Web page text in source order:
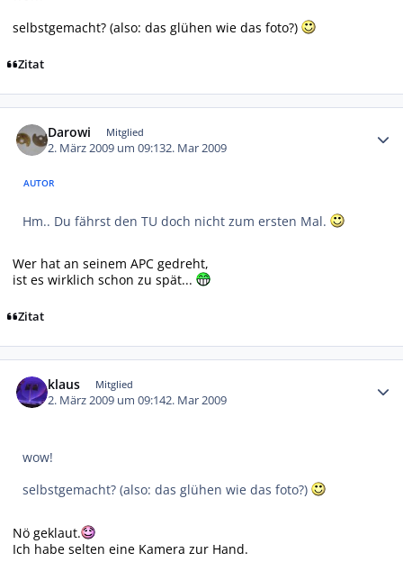
selbstgemacht? (also: das glühen wie das foto?)
Zitat
Darowi Mitglied
2. März 2009 um 09:132. Mar 2009
AUTOR
Hm.. Du fährst den TU doch nicht zum ersten Mal.
Wer hat an seinem APC gedreht,
ist es wirklich schon zu spät...
Zitat
klaus Mitglied
2. März 2009 um 09:142. Mar 2009
wow!
selbstgemacht? (also: das glühen wie das foto?)
Nö geklaut.
Ich habe selten eine Kamera zur Hand.